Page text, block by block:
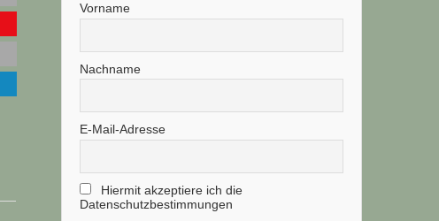
Vorname
Nachname
E-Mail-Adresse
Hiermit akzeptiere ich die
Datenschutzbestimmungen